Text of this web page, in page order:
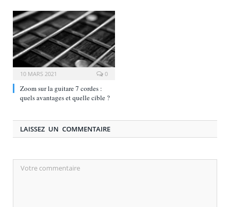
10 MARS 2021 0
Zoom sur la guitare 7 cordes :
quels avantages et quelle cible ?
LAISSEZ UN COMMENTAIRE